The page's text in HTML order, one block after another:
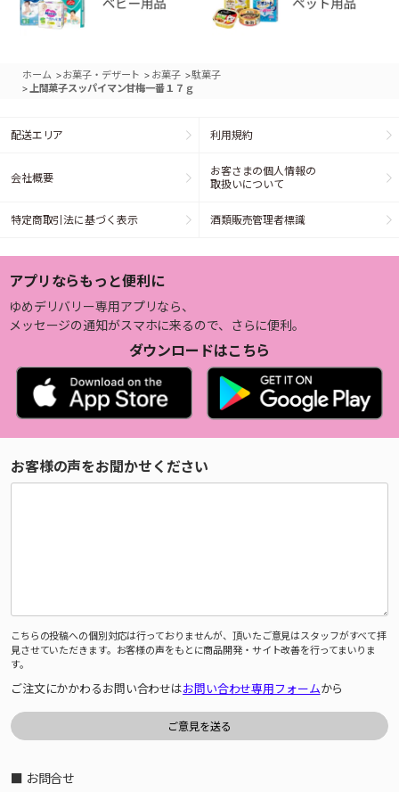
ホーム >お菓子・デザート > お菓子 >駄菓子
> 上間菓子スッパイマン甘梅一番１７ｇ
配送エリア 利用規約
会社概要
お客さまの個人情報の
取扱いについて
特定商取引法に基づく表示 酒類販売管理者標識
アプリならもっと便利に
ゆめデリバリー専用アプリなら、
メッセージの通知がスマホに来るので、さらに便利。
ダウンロードはこちら
お客様の声をお聞かせください
こちらの投稿への個別対応は行っておりませんが、頂いたご意見はスタッフがすべて拝
見させていただきます。お客様の声をもとに商品開発・サイト改善を行ってまいりま
す。
ご注文にかかわるお問い合わせはお問い合わせ専用フォームから
■ お問合せ